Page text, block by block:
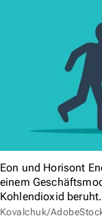
Eon und Horisont
einem
Kohlendioxid
Kovalchuk/